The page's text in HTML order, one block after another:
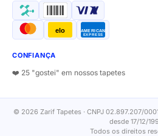
elo AMERICAN
EXPRESS
CONFIANÇA
❤️ 25 "gostei" em nossos tapetes
© 2026 Zarif Tapetes · CNPJ 02.897.207/
desde 17/12/
Todos os direitos